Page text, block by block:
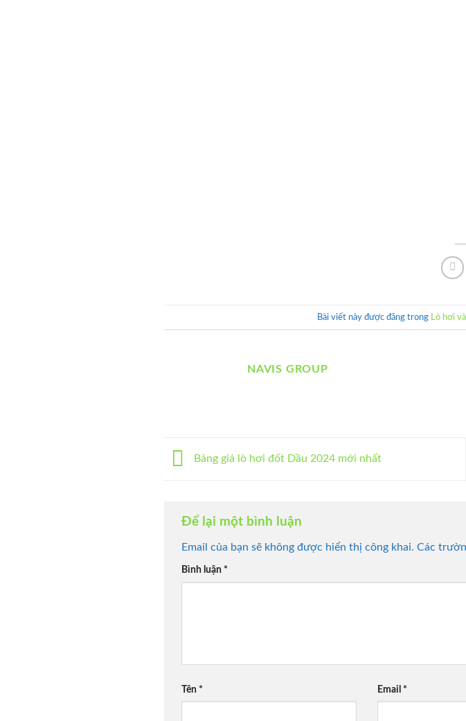
Bài viết này được đăng trong Lò hơi
NAVIS GROUP
Bảng giá lò hơi đốt Dầu 2024 mới nhất
Để lại một bình luận
Email của bạn sẽ không được hiển thị công khai. Các
Bình luận *
Tên * Email *